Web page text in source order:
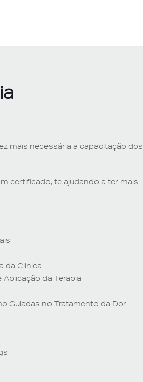
mais necessária a capacitação dos
certificado, te ajudando a ter mais
da Clínica
da Terapia
Guiadas no Tratamento da Dor